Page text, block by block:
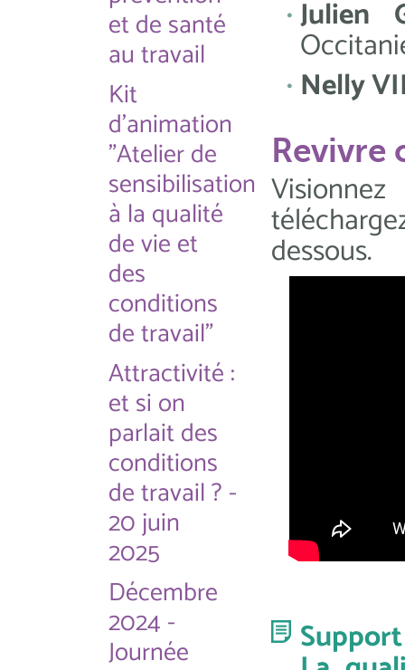
et de santé
au travail
Kit
d'animation
"Atelier de
sensibilisation
à la qualité
de vie et
des
conditions
de travail"
Attractivité :
et si on
parlait des
conditions
de travail ? -
20 juin
2025
Décembre
2024 -
Journée
Julien
Nelly
Revivre
dessous.